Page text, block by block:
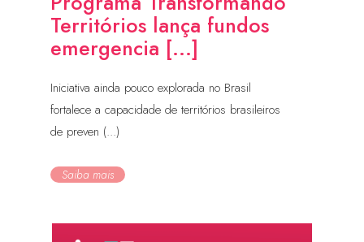
Territórios lança fundos
emergencia [...]
Iniciativa ainda pouco explorada no Brasil
fortalece a capacidade de territórios brasileiros
de preven (...)
Saiba mais